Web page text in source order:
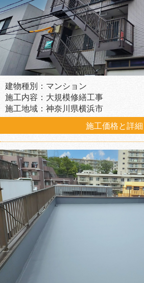
建物種別：マンション
施工内容：大規模修繕工事
施工地域：神奈川県横浜市
施工価格と詳細